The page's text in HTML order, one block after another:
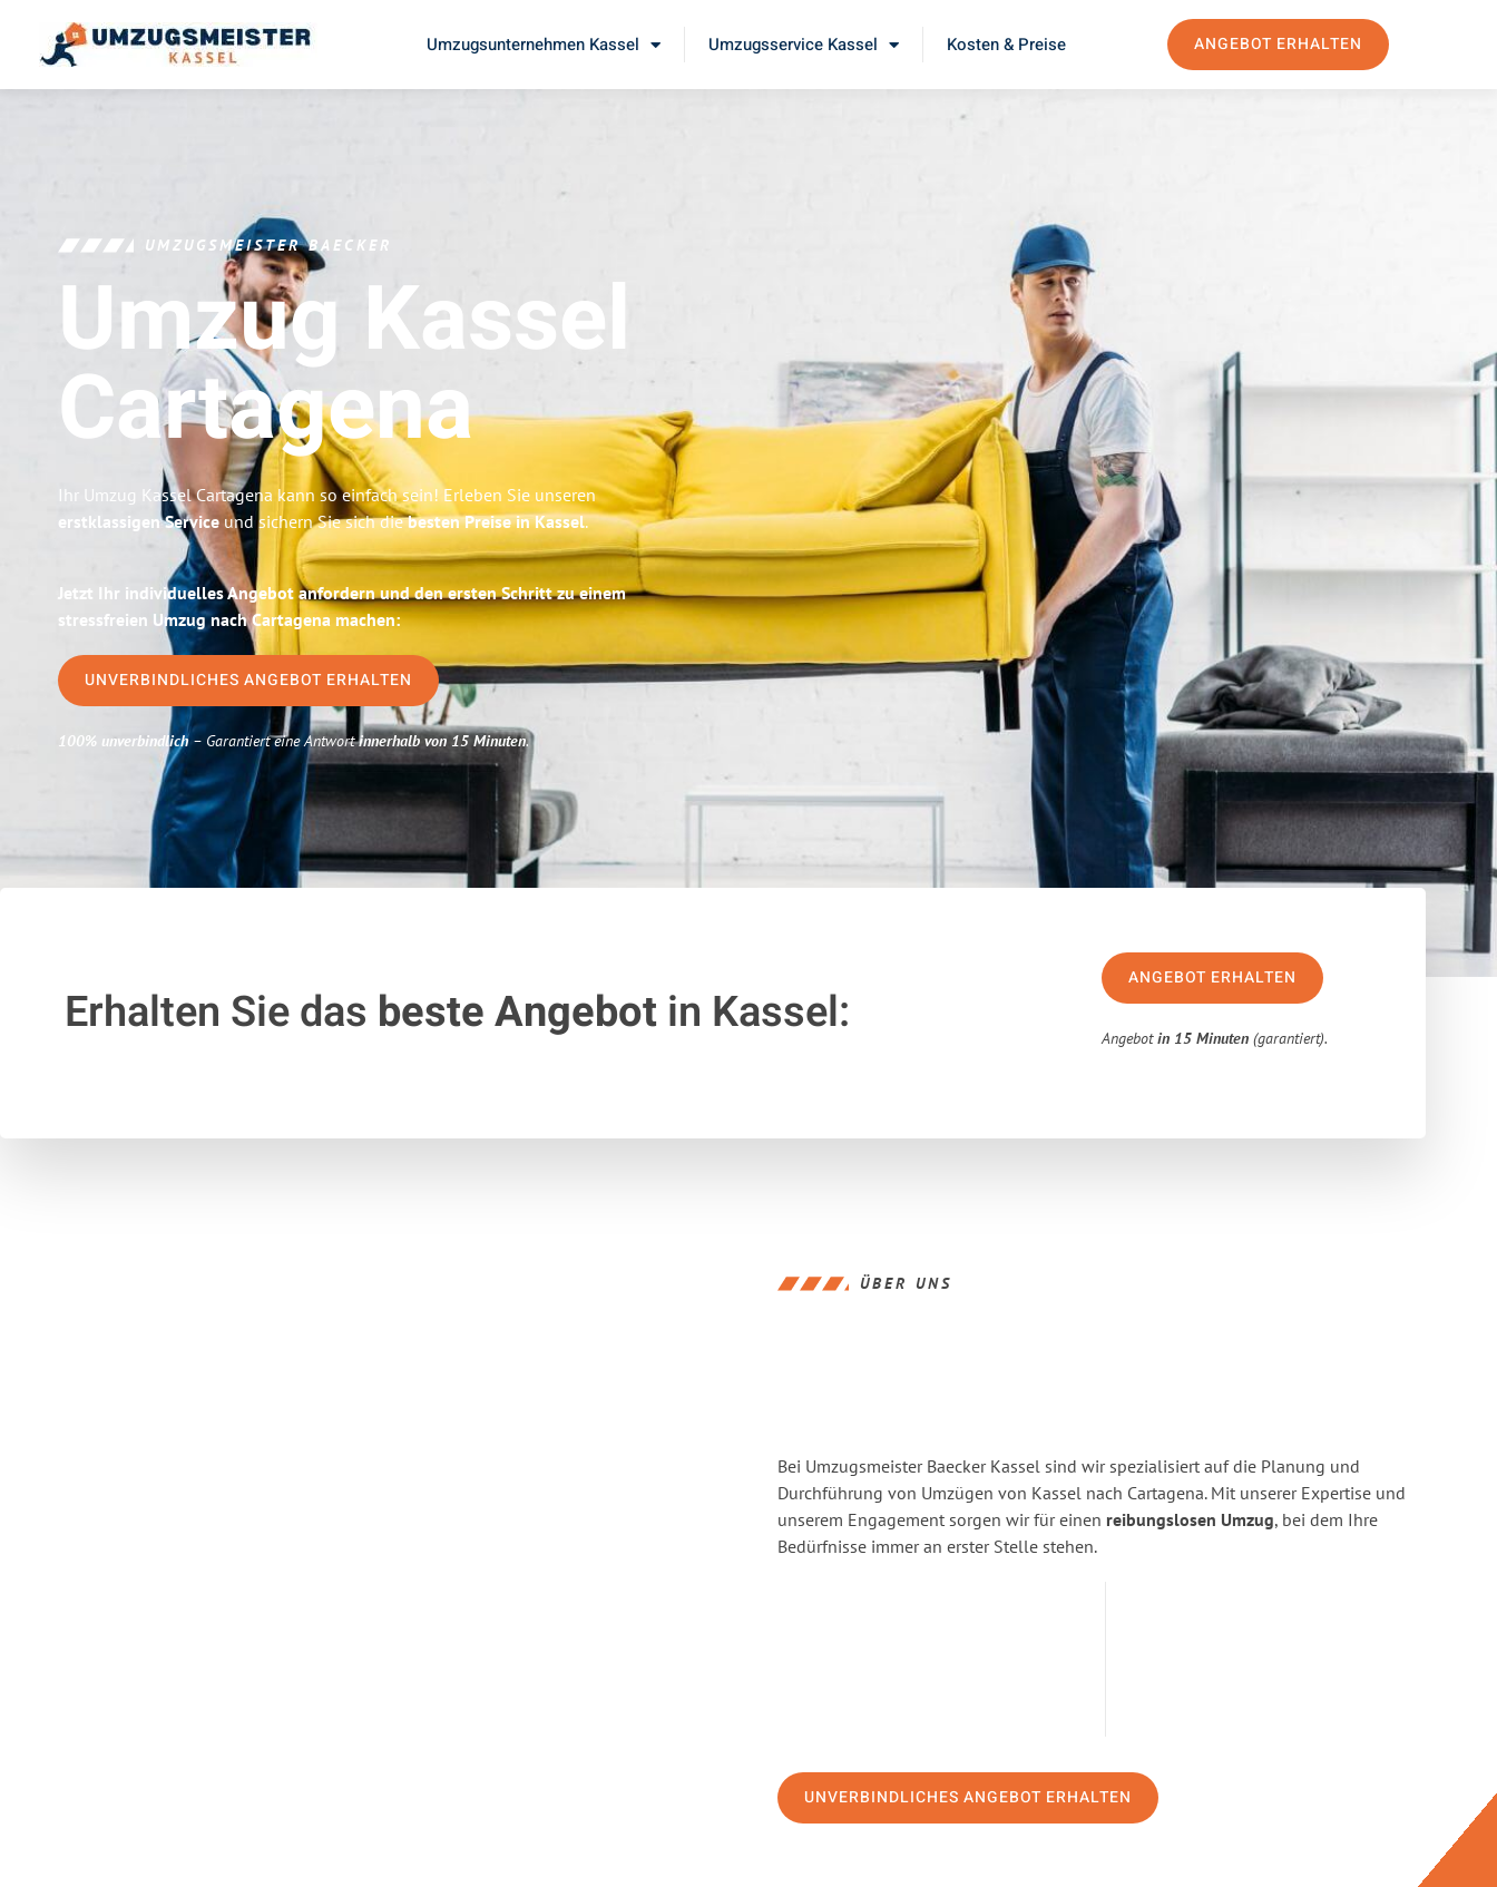
Umzugsunternehmen Kassel Umzugsservice Kassel Kosten & Preise ANGEBOT ERHALTEN
UMZUGSMEISTER BAECKER
Umzug Kassel
Cartagena
Ihr Umzug Kassel Cartagena kann so einfach sein! Erleben Sie unseren
erstklassigen Service und sichern Sie sich diebesten Preise in Kassel.
Jetzt Ihr individuelles Angebot anfordern und den ersten Schritt zu einem
stressfreien Umzug nach Cartagena machen:
UNVERBINDLICHES ANGEBOT ERHALTEN
100% unverbindlich– Garantiert eine Antwortinnerhalb von 15 Minuten.
Erhalten Sie das beste Angebotin Kassel:
ANGEBOT ERHALTEN
Angebotin 15 Minuten (garantiert).
ÜBER UNS
Bei Umzugsmeister Baecker Kassel sind wir spezialisiert auf die Planung und
Durchführung von Umzügen von Kassel nach Cartagena. Mit unserer Expertise und
unserem Engagement sorgen wir für einen reibungslosen Umzug, bei dem Ihre
Bedürfnisse immer an erster Stelle stehen.
UNVERBINDLICHES ANGEBOT ERHALTEN